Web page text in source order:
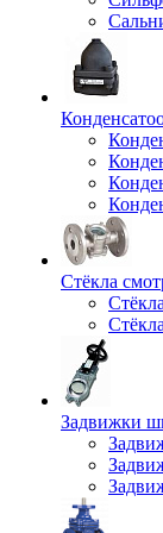
Стёкла
Задвижки